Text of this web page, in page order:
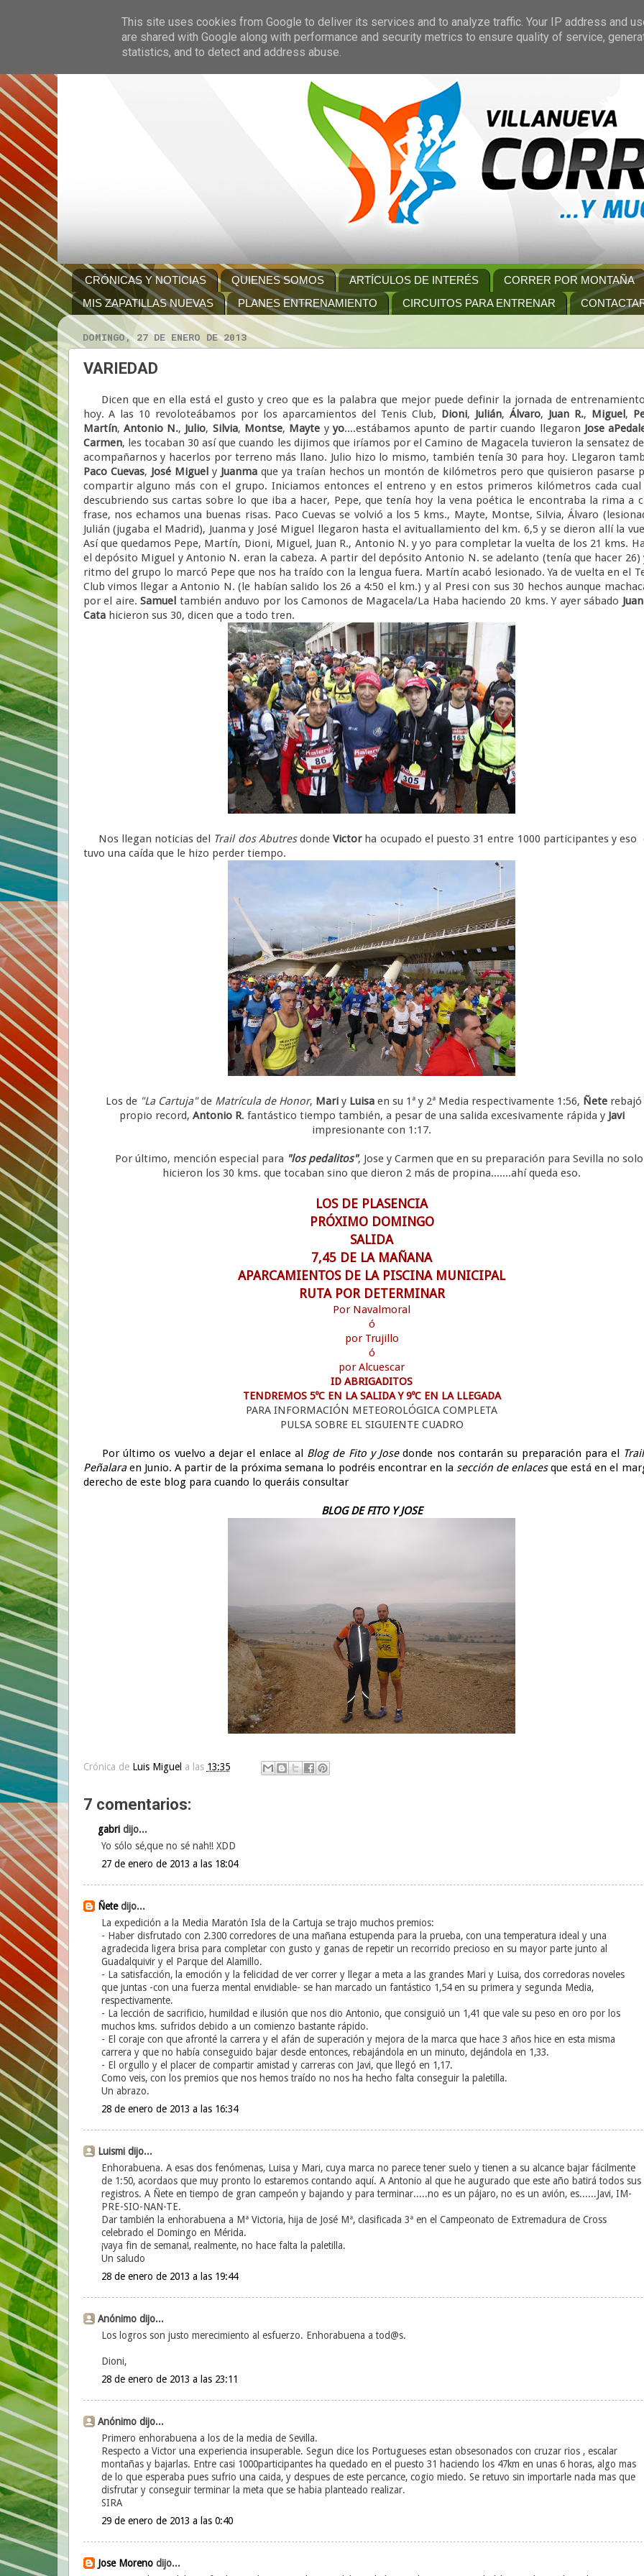
CRÓNICAS Y NOTICIAS QUIENES SOMOS ARTÍCULOS DE INTERÉS
CORRER POR MONTAÑA
MIS ZAPATILLAS NUEVAS
PLANES ENTRENAMIENTO CIRCUITOS PARA ENTRENAR
DOMINGO, 27 DE ENERO DE 2013
VARIEDAD
Dicen que en ella está el gusto y creo que es la palabra que mejor puede definir la jornada de
hoy. A las 10 revoloteábamos por los aparcamientos del Tenis Club, Dioni, Julián, Álvaro, Juan R., Miguel,
Martín, Antonio N., Julio, Silvia, Montse, Mayte y yo....estábamos apunto de partir cuando llegaron Jose
Carmen, les tocaban 30 así que cuando les dijimos que iríamos por el Camino de Magacela tuvieron la sensatez
acompañarnos y hacerlos por terreno más llano. Julio hizo lo mismo, también tenía 30 para hoy. Llegaron
Paco Cuevas, José Miguely Juanmaque ya traían hechos un montón de kilómetros pero que quisieron pasarse
compartir alguno más con el grupo. Iniciamos entonces el entreno y en estos primeros kilómetros cada cual
descubriendo sus cartas sobre lo que iba a hacer, Pepe, que tenía hoy la vena poética le encontraba la rima a
frase, nos echamos una buenas risas. Paco Cuevas se volvió a los 5 kms., Mayte, Montse, Silvia, Álvaro
Julián (jugaba el Madrid), Juanma y José Miguel llegaron hasta el avituallamiento del km. 6,5 y se dieron allí la
Así que quedamos Pepe, Martín, Dioni, Miguel, Juan R., Antonio N. y yo para completar la vuelta de los 21 kms.
el depósito Miguel y Antonio N. eran la cabeza. A partir del depósito Antonio N. se adelanto (tenía que hacer 26)
ritmo del grupo lo marcó Pepe que nos ha traído con la lengua fuera. Martín acabó lesionado. Ya de vuelta en el
Club vimos llegar a Antonio N. (le habían salido los 26 a 4:50 el km.) y al Presi con sus 30 hechos aunque
por el aire.Samuel también anduvo por los Camonos de Magacela/La Haba haciendo 20 kms. Y ayer sábado
Catahicieron sus 30, dicen que a todo tren.
Nos llegan noticias del Trail dos AbutresdondeVictorha ocupado el puesto 31 entre 1000 participantes y eso
tuvo una caída que le hizo perder tiempo.
Los de "La Cartuja"de Matrícula de Honor, Mariy Luisaen su 1ª y 2ª Media respectivamente 1:56, Ñeterebajó
propio record, Antonio R. fantástico tiempo también, a pesar de una salida excesivamente rápida y Javi
impresionante con 1:17.
Por último, mención especial para "los pedalitos", Jose y Carmen que en su preparación para Sevilla no solo
hicieron los 30 kms. que tocaban sino que dieron 2 más de propina.......ahí queda eso.
LOS DE PLASENCIA
PRÓXIMO DOMINGO
SALIDA
7,45 DE LA MAÑANA
APARCAMIENTOS DE LA PISCINA MUNICIPAL
RUTA POR DETERMINAR
Por Navalmoral
ó
por Trujillo
ó
por Alcuescar
ID ABRIGADITOS
TENDREMOS 5ºC EN LA SALIDA Y 9ºC EN LA LLEGADA
PARA INFORMACIÓN METEOROLÓGICA COMPLETA
PULSA SOBRE EL SIGUIENTE CUADRO
Por último os vuelvo a dejar el enlace al Blog de Fito y Jose donde nos contarán su preparación para el
Peñalaraen Junio. A partir de la próxima semana lo podréis encontrar en la sección de enlacesque está en el
derecho de este blog para cuando lo queráis consultar
BLOG DE FITO Y JOSE
Crónica de Luis Miguel a las 13:35
7 comentarios:
gabridijo...
Yo sólo sé,que no sé nah!! XDD
27 de enero de 2013 a las 18:04
Ñetedijo...
La expedición a la Media Maratón Isla de la Cartuja se trajo muchos premios:
- Haber disfrutado con 2.300 corredores de una mañana estupenda para la prueba, con una temperatura ideal y una
agradecida ligera brisa para completar con gusto y ganas de repetir un recorrido precioso en su mayor parte junto al
Guadalquivir y el Parque del Alamillo.
- La satisfacción, la emoción y la felicidad de ver correr y llegar a meta a las grandes Mari y Luisa, dos corredoras noveles
que juntas -con una fuerza mental envidiable- se han marcado un fantástico 1,54 en su primera y segunda Media,
respectivamente.
- La lección de sacrificio, humildad e ilusión que nos dio Antonio, que consiguió un 1,41 que vale su peso en oro por los
muchos kms. sufridos debido a un comienzo bastante rápido.
- El coraje con que afronté la carrera y el afán de superación y mejora de la marca que hace 3 años hice en esta misma
carrera y que no había conseguido bajar desde entonces, rebajándola en un minuto, dejándola en 1,33.
- El orgullo y el placer de compartir amistad y carreras con Javi, que llegó en 1,17.
Como veis, con los premios que nos hemos traído no nos ha hecho falta conseguir la paletilla.
Un abrazo.
28 de enero de 2013 a las 16:34
Luismi dijo...
Enhorabuena. A esas dos fenómenas, Luisa y Mari, cuya marca no parece tener suelo y tienen a su alcance bajar fácilmente
de 1:50, acordaos que muy pronto lo estaremos contando aquí. A Antonio al que he augurado que este año batirá todos sus
registros. A Ñete en tiempo de gran campeón y bajando y para terminar.....no es un pájaro, no es un avión, es......Javi, IM-
PRE-SIO-NAN-TE.
Dar también la enhorabuena a Mª Victoria, hija de José Mª, clasificada 3ª en el Campeonato de Extremadura de Cross
celebrado el Domingo en Mérida.
¡vaya fin de semana!, realmente, no hace falta la paletilla.
Un saludo
28 de enero de 2013 a las 19:44
Anónimo dijo...
Los logros son justo merecimiento al esfuerzo. Enhorabuena a tod@s.
Dioni,
28 de enero de 2013 a las 23:11
Anónimo dijo...
Primero enhorabuena a los de la media de Sevilla.
Respecto a Victor una experiencia insuperable. Segun dice los Portugueses estan obsesonados con cruzar rios , escalar
montañas y bajarlas. Entre casi 1000participantes ha quedado en el puesto 31 haciendo los 47km en unas 6 horas, algo mas
de lo que esperaba pues sufrio una caida, y despues de este percance, cogio miedo. Se retuvo sin importarle nada mas que
disfrutar y conseguir terminar la meta que se habia planteado realizar.
SIRA
29 de enero de 2013 a las 0:40
Jose Morenodijo...
This site uses cookies from Google to deliver its services and to analyze traffic. Your IP address and
are shared with Google along with performance and security metrics to ensure quality of service,
statistics, and to detect and address abuse.